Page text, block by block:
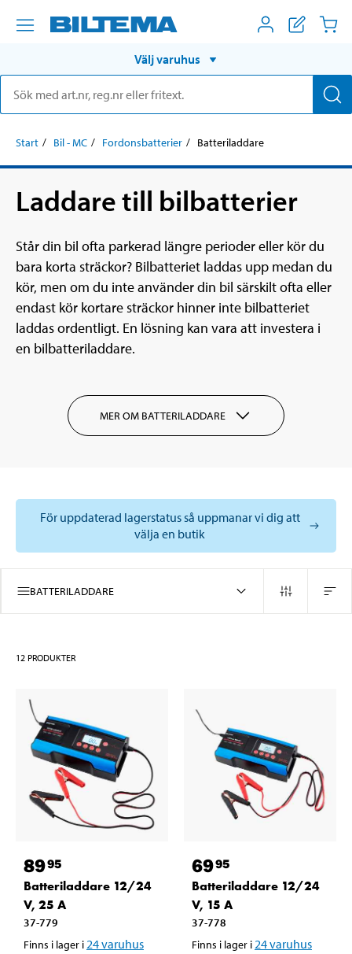
Välj varuhus
Start Bil - MC Fordonsbatterier Batteriladdare
Laddare till bilbatterier
Står din bil ofta parkerad längre perioder eller kör du
bara korta sträckor? Bilbatteriet laddas upp medan du
kör, men om du inte använder din bil särskilt ofta eller
endast kör kortare sträckor hinner inte bilbatteriet
laddas ordentligt. En lösning kan vara att investera i
en bilbatteriladdare.
MER OM BATTERILADDARE
För uppdaterad lagerstatus så uppmanar vi dig att
välja en butik
BATTERILADDARE
12 PRODUKTER
8995
Batteriladdare 12/24
V, 25 A
37-779
Finns i lager i 24varuhus
6995
Batteriladdare 12/24
V, 15 A
37-778
Finns i lager i 24varuhus